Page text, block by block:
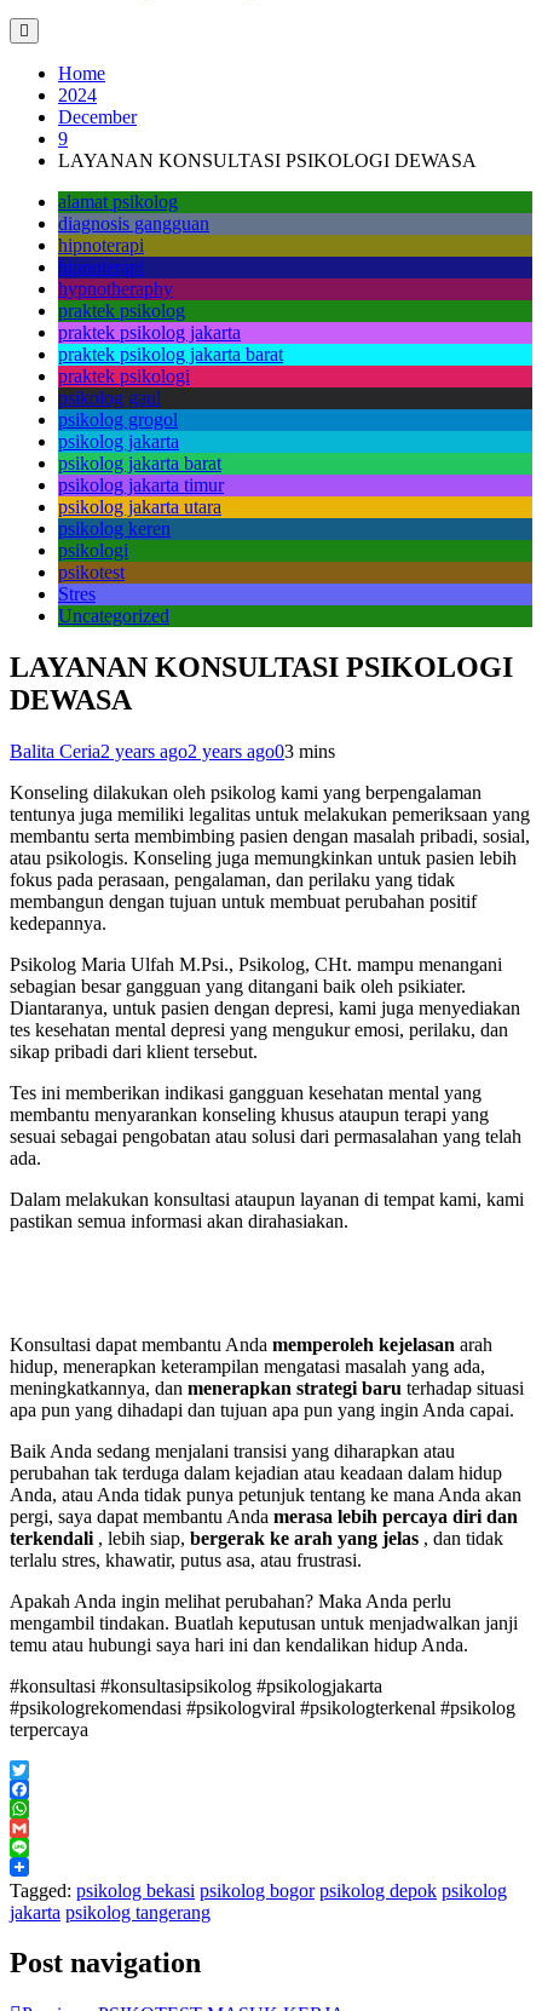
Home
2024
December
9
LAYANAN KONSULTASI PSIKOLOGI DEWASA
alamat psikolog
diagnosis gangguan
hipnoterapi
hipnoterapi
hypnotheraphy
praktek psikolog
praktek psikolog jakarta
praktek psikolog jakarta barat
praktek psikologi
psikolog gaul
psikolog grogol
psikolog jakarta
psikolog jakarta barat
psikolog jakarta timur
psikolog jakarta utara
psikolog keren
psikologi
psikotest
Stres
Uncategorized
LAYANAN KONSULTASI PSIKOLOGI
DEWASA
Balita Ceria2 years ago2 years ago03 mins
Konseling dilakukan oleh psikolog kami yang berpengalaman
tentunya juga memiliki legalitas untuk melakukan pemeriksaan yang
membantu serta membimbing pasien dengan masalah pribadi, sosial,
atau psikologis. Konseling juga memungkinkan untuk pasien lebih
fokus pada perasaan, pengalaman, dan perilaku yang tidak
membangun dengan tujuan untuk membuat perubahan positif
kedepannya.
Psikolog Maria Ulfah M.Psi., Psikolog, CHt. mampu menangani
sebagian besar gangguan yang ditangani baik oleh psikiater.
Diantaranya, untuk pasien dengan depresi, kami juga menyediakan
tes kesehatan mental depresi yang mengukur emosi, perilaku, dan
sikap pribadi dari klient tersebut.
Tes ini memberikan indikasi gangguan kesehatan mental yang
membantu menyarankan konseling khusus ataupun terapi yang
sesuai sebagai pengobatan atau solusi dari permasalahan yang telah
ada.
Dalam melakukan konsultasi ataupun layanan di tempat kami, kami
pastikan semua informasi akan dirahasiakan.
Konsultasi dapat membantu Anda memperoleh kejelasan arah
hidup, menerapkan keterampilan mengatasi masalah yang ada,
meningkatkannya, dan menerapkan strategi baru terhadap situasi
apa pun yang dihadapi dan tujuan apa pun yang ingin Anda capai.
Baik Anda sedang menjalani transisi yang diharapkan atau
perubahan tak terduga dalam kejadian atau keadaan dalam hidup
Anda, atau Anda tidak punya petunjuk tentang ke mana Anda akan
pergi, saya dapat membantu Anda merasa lebih percaya diri dan
terkendali , lebih siap, bergerak ke arah yang jelas , dan tidak
terlalu stres, khawatir, putus asa, atau frustrasi.
Apakah Anda ingin melihat perubahan? Maka Anda perlu
mengambil tindakan. Buatlah keputusan untuk menjadwalkan janji
temu atau hubungi saya hari ini dan kendalikan hidup Anda.
#konsultasi #konsultasipsikolog #psikologjakarta
#psikologrekomendasi #psikologviral #psikologterkenal #psikolog
terpercaya
Twitter
Facebook
WhatsApp
Gmail
Line
Tagged: psikolog bekasi psikolog bogor psikolog depok psikolog
jakarta psikolog tangerang
Post navigation